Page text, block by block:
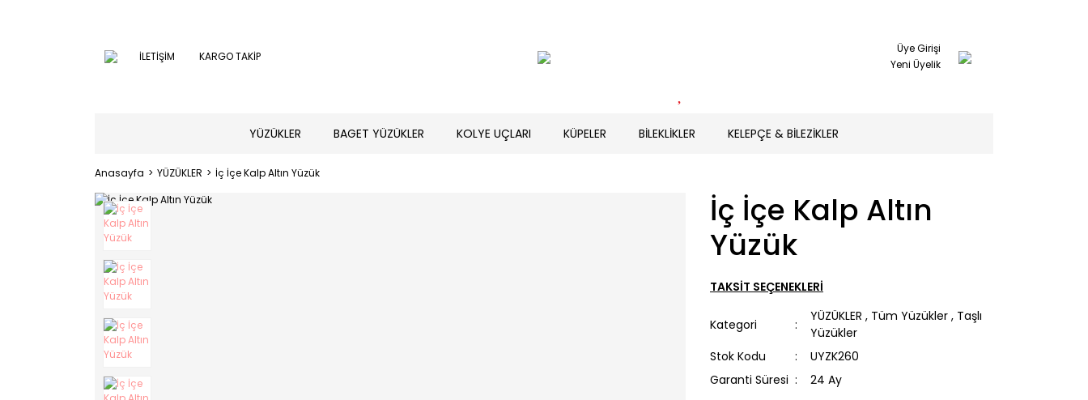
İLETİŞİM KARGO TAKİP
Üye Girişi
Yeni Üyelik
YÜZÜKLER BAGET YÜZÜKLER KOLYE UÇLARI KÜPELER BİLEKLİKLER KELEPÇE & BİLEZİKLER
Anasayfa YÜZÜKLER İç İçe Kalp Altın Yüzük
İç İçe Kalp Altın
Yüzük
TAKSİT SEÇENEKLERİ
Kategori
YÜZÜKLER , Tüm Yüzükler , Taşlı
Yüzükler
Stok Kodu
UYZK260
Garanti Süresi
24 Ay